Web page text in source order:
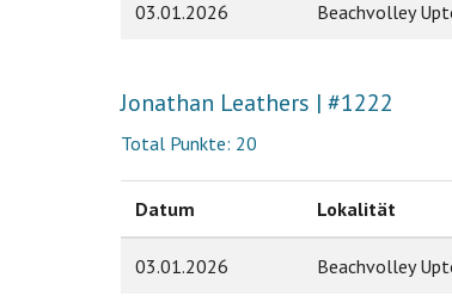
03.01.2026 Beachvolley
Jonathan Leathers | #1222
Total Punkte: 20
Datum Lokalität
03.01.2026 Beachvolley